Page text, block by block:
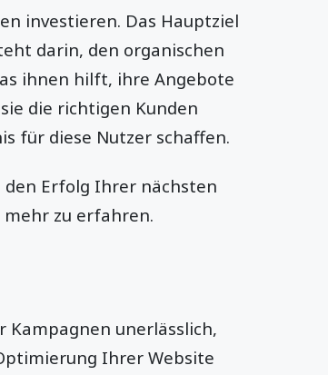
investieren. Das Hauptziel
darin, den organischen
ihnen hilft, ihre Angebote
die richtigen Kunden
für diese Nutzer schaffen.
Erfolg Ihrer nächsten
mehr zu erfahren.
unerlässlich,
Ihrer Website